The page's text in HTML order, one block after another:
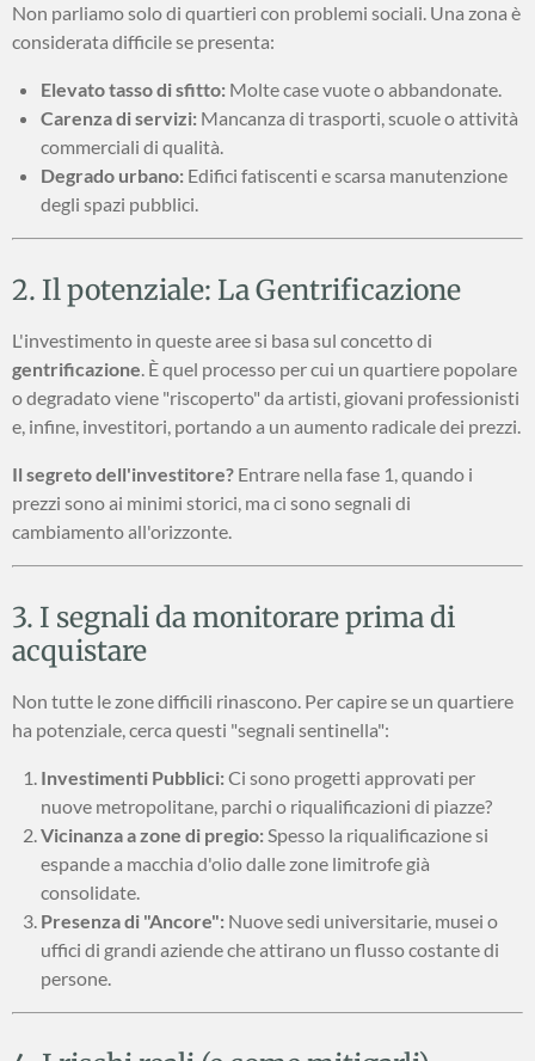
Non parliamo solo di quartieri con problemi sociali. Una zona è
considerata difficile se presenta:
Elevato tasso di sfitto: Molte case vuote o abbandonate.
Carenza di servizi: Mancanza di trasporti, scuole o attività
commerciali di qualità.
Degrado urbano: Edifici fatiscenti e scarsa manutenzione
degli spazi pubblici.
2. Il potenziale: La Gentrificazione
L'investimento in queste aree si basa sul concetto di
gentrificazione. È quel processo per cui un quartiere popolare
o degradato viene "riscoperto" da artisti, giovani professionisti
e, infine, investitori, portando a un aumento radicale dei prezzi.
Il segreto dell'investitore? Entrare nella fase 1, quando i
prezzi sono ai minimi storici, ma ci sono segnali di
cambiamento all'orizzonte.
3. I segnali da monitorare prima di
acquistare
Non tutte le zone difficili rinascono. Per capire se un quartiere
ha potenziale, cerca questi "segnali sentinella":
Investimenti Pubblici:Ci sono progetti approvati per
nuove metropolitane, parchi o riqualificazioni di piazze?
Vicinanza a zone di pregio:Spesso la riqualificazione si
espande a macchia d'olio dalle zone limitrofe già
consolidate.
Presenza di "Ancore": Nuove sedi universitarie, musei o
uffici di grandi aziende che attirano un flusso costante di
persone.